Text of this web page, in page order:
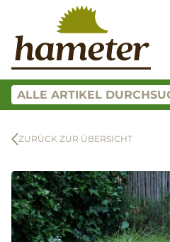
ZURÜCK ZUR ÜBERSICHT